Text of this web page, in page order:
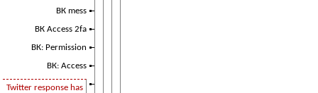
ВК mess
ВК Access 2fa
ВК: Permission
ВК: Access
Twitter response has